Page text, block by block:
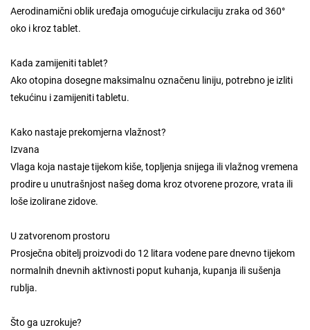
Aerodinamični oblik uređaja omogućuje cirkulaciju zraka od 360°
oko i kroz tablet.
Kada zamijeniti tablet?
Ako otopina dosegne maksimalnu označenu liniju, potrebno je izliti
tekućinu i zamijeniti tabletu.
Kako nastaje prekomjerna vlažnost?
Izvana
Vlaga koja nastaje tijekom kiše, topljenja snijega ili vlažnog vremena
prodire u unutrašnjost našeg doma kroz otvorene prozore, vrata ili
loše izolirane zidove.
U zatvorenom prostoru
Prosječna obitelj proizvodi do 12 litara vodene pare dnevno tijekom
normalnih dnevnih aktivnosti poput kuhanja, kupanja ili sušenja
rublja.
Što ga uzrokuje?